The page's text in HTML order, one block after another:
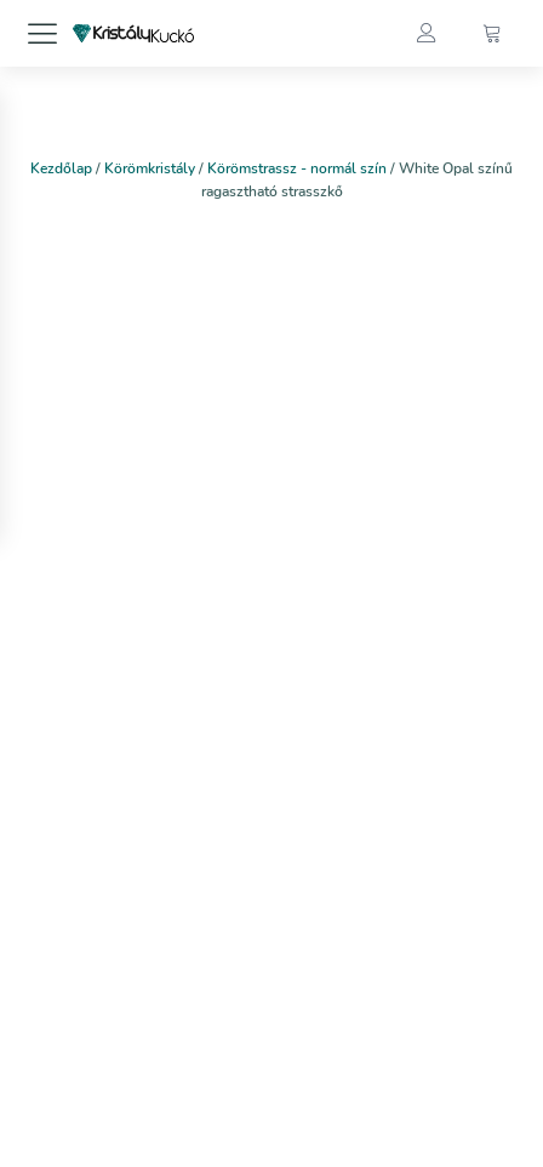
Kezdőlap/ Körömkristály/ Körömstrassz - normál szín/ White Opal színű
ragasztható strasszkő